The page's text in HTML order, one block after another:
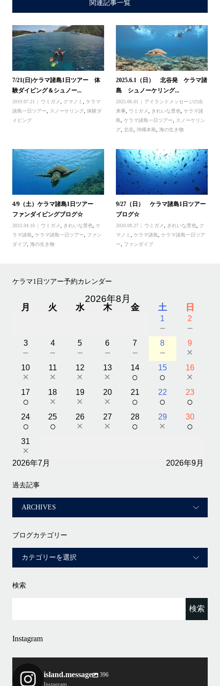
関連記事一覧
7/21(日)ケラマ諸島1日ツアー 体
験ダイビング＆シュノー...
2019.07.21 ウミガメ クマノミ
ケラマ
諸島一日ツアー
スノーケリング, 体験ダ
イビング
2025.6.1（日） 北谷発 ケラマ諸
島 シュノーケリング...
2025.06.01
アイランドメッセージの出
来事
ウミガメ きれいな景色 ,ケラマ諸
島
,ケラマ諸島一日ツアー
スノーケリン
グ ,北谷 ,沖縄本島 ,海の生き物
4/9（土）ケラマ諸島1日ツアー
ファンダイビングブログ☆
2022.04.10 ウミガメ, きれいな景色, ケ
ラマ諸島, ケラマ諸島一日ツアー, ファン
ダイブ, 海の生き物
9/27（日） ケラマ諸島1日ツアー
ブログ☆
2020.09.27 ウミガメ, きれいな景色, ク
マノミ,ケラマ諸島,ケラマ諸島一日ツア
ー, ファンダイブ
ケラマ1日ツアー予約カレンダー
2026年8月
月 火 水 木 金 土 日
1
－
2
－
3
－
4
－
5
－
6
－
7
－
8
－
9
×
10
×
11
×
12
×
13
×
14
○
15
○
16
×
17
○
18
×
19
×
20
×
21
○
22
○
23
○
24
○
25
○
26
×
27
×
28
○
29
×
30
○
31
×
2026年7月 2026年9月
過去記事
ブログカテゴリー
検索
Instagram
island.message
396